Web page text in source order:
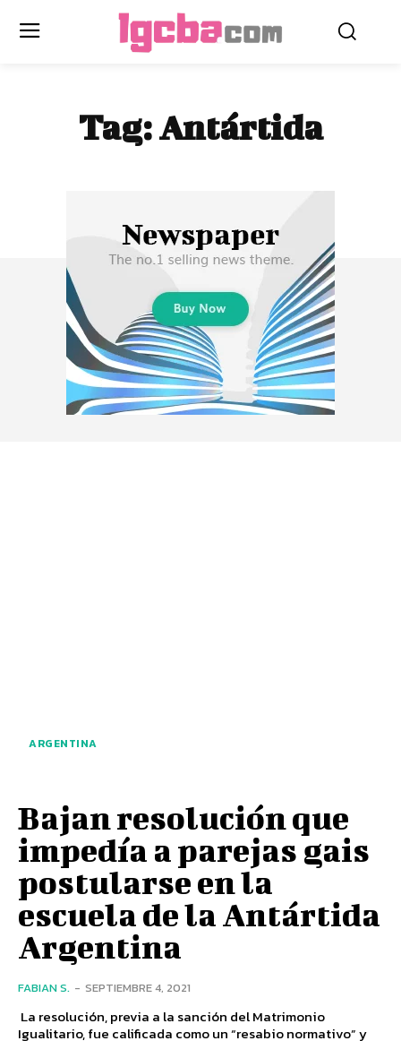
Tag:Antártida
ARGENTINA
Bajan resolución que
impedía a parejas gais
postularse en la
escuela de la Antártida
Argentina
FABIAN S. - SEPTIEMBRE 4, 2021
La resolución, previa a la sanción del Matrimonio
Igualitario, fue calificada como un “resabio normativo” y